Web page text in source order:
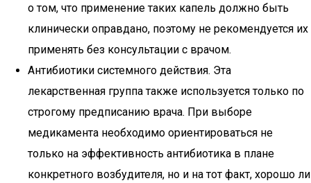
о том, что применение таких капель должно быть
клинически оправдано, поэтому не рекомендуется их
применять без консультации с врачом.
Антибиотики системного действия. Эта
лекарственная группа также используется только по
строгому предписанию врача. При выборе
медикамента необходимо ориентироваться не
только на эффективность антибиотика в плане
конкретного возбудителя, но и на тот факт, хорошо ли